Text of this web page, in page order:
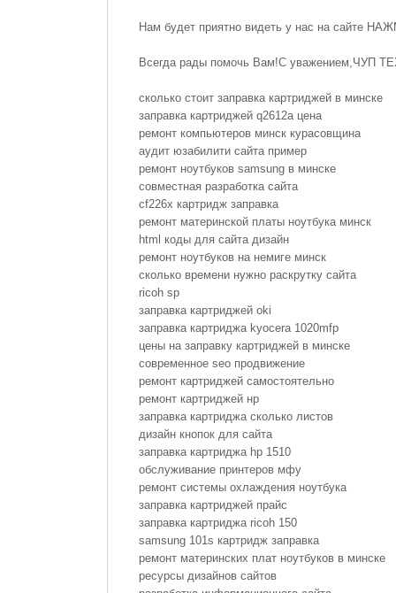
Нам будет приятно видеть у нас на сайте
Всегда рады помочь Вам!С уважением,ЧУП
сколько стоит заправка картриджей в минске
заправка картриджей q2612a цена
ремонт компьютеров минск курасовщина
аудит юзабилити сайта пример
ремонт ноутбуков samsung в минске
совместная разработка сайта
cf226x картридж заправка
ремонт материнской платы ноутбука минск
html коды для сайта дизайн
ремонт ноутбуков на немиге минск
сколько времени нужно раскрутку сайта
ricoh sp
заправка картриджей oki
заправка картриджа kyocera 1020mfp
цены на заправку картриджей в минске
современное seo продвижение
ремонт картриджей самостоятельно
ремонт картриджей нр
заправка картриджа сколько листов
дизайн кнопок для сайта
заправка картриджа hp 1510
обслуживание принтеров мфу
ремонт системы охлаждения ноутбука
заправка картриджей прайс
заправка картриджа ricoh 150
samsung 101s картридж заправка
ремонт материнских плат ноутбуков в минске
ресурсы дизайнов сайтов